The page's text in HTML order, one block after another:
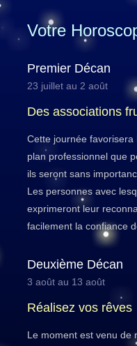
Votre
Premier Décan
23 juillet au 2 août
Des associations
Cette journée
plan professionnel que
ils seront sans
Les personnes avec
exprimeront leur
facilement la confiance
Deuxième Décan
3 août au 13 août
Réalisez vos rêves
Le moment est venu de